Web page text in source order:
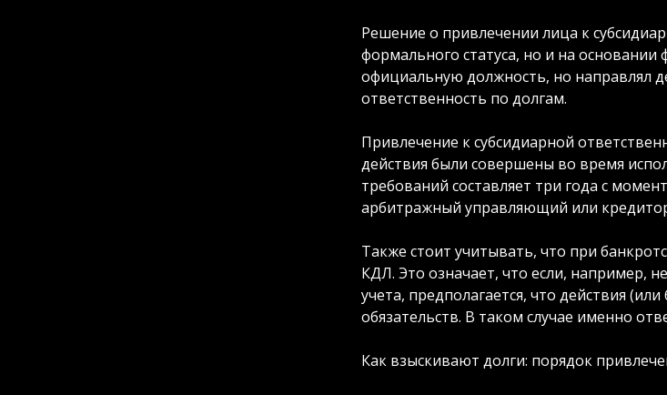
Решение о привлечении лица к
формального статуса, но и на основании
официальную должность, но направлял
ответственность по долгам.
Привлечение к субсидиарной
действия были совершены во время
требований составляет три года с
арбитражный управляющий или
Также стоит учитывать, что при
КДЛ. Это означает, что если, например,
учета, предполагается, что действия
обязательств. В таком случае именно
Как взыскивают долги: порядок